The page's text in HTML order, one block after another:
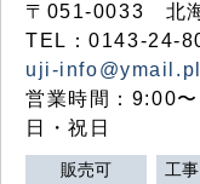
〒051-0033 北
TEL：0143-24-
uji-
営業時間：9:00
日・祝日
販売可 工